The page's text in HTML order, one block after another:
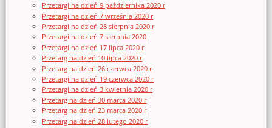
Przetargi na dzień 9 października 2020 r
Przetargi na dzień 7 września 2020 r
Przetargi na dzień 28 sierpnia 2020 r
Przetargi na dzień 7 sierpnia 2020
Przetargi na dzień 17 lipca 2020 r
Przetarg na dzień 10 lipca 2020 r
Przetarg na dzień 26 czerwca 2020 r
Przetargi na dzień 19 czerwca 2020 r
Przetargi na dzień 3 kwietnia 2020 r
Przetarg na dzień 30 marca 2020 r
Przetarg na dzień 23 marca 2020 r
Przetarg na dzień 28 lutego 2020 r